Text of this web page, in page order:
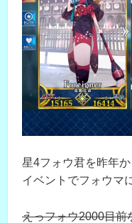
星4フォウ君を昨年
イベントでフォウマ
えっフォウ2000目前